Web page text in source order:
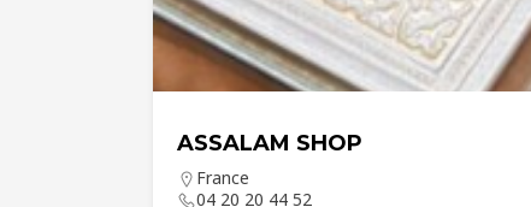
ASSALAM SHOP
France
04 20 20 44 52